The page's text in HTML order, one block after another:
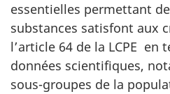
essentielles permettant
substances satisfont aux
l’article 64 de la LCPE en
données scientifiques,
sous-groupes de la